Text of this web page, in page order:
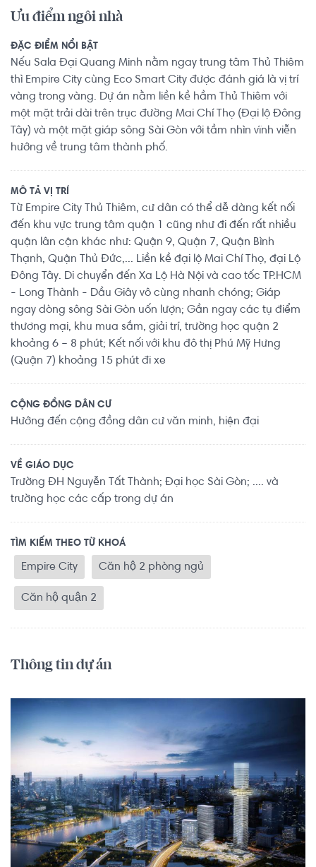
Ưu điểm ngôi nhà
ĐẶC ĐIỂM NỔI BẬT
Nếu Sala Đại Quang Minh nằm ngay trung tâm Thủ Thiêm
thì Empire City cùng Eco Smart City được đánh giá là vị trí
vàng trong vàng. Dự án nằm liền kề hầm Thủ Thiêm với
một mặt trải dài trên trục đường Mai Chí Thọ (Đại lộ Đông
Tây) và một mặt giáp sông Sài Gòn với tầm nhìn vĩnh viễn
hướng về trung tâm thành phố.
MÔ TẢ VỊ TRÍ
Từ Empire City Thủ Thiêm, cư dân có thể dễ dàng kết nối
đến khu vực trung tâm quận 1 cũng như đi đến rất nhiều
quận lân cận khác như: Quận 9, Quận 7, Quận Bình
Thạnh, Quận Thủ Đức,... Liền kề đại lộ Mai Chí Thọ, đại Lộ
Đông Tây. Di chuyển đến Xa Lộ Hà Nội và cao tốc TP.HCM
- Long Thành - Dầu Giây vô cùng nhanh chóng; Giáp
ngay dòng sông Sài Gòn uốn lượn; Gần ngay các tụ điểm
thương mại, khu mua sắm, giải trí, trường học quận 2
khoảng 6 – 8 phút; Kết nối với khu đô thị Phú Mỹ Hưng
(Quận 7) khoảng 15 phút đi xe
CỘNG ĐỒNG DÂN CƯ
Hướng đến cộng đồng dân cư văn minh, hiện đại
VỀ GIÁO DỤC
Trường ĐH Nguyễn Tất Thành; Đại học Sài Gòn; .... và
trường học các cấp trong dự án
TÌM KIẾM THEO TỪ KHOÁ
Empire City Căn hộ 2 phòng ngủ
Căn hộ quận 2
Thông tin dự án